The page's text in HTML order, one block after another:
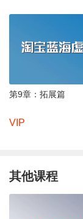
第9章：拓展篇
VIP
其他课程